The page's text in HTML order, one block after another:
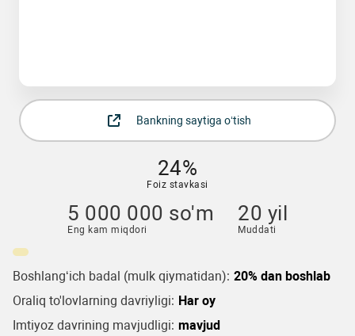
Bankning saytiga o‘tish
24%
Foiz stavkasi
5 000 000 so'm
Eng kam miqdori
20 yil
Muddati
Boshlang‘ich badal (mulk qiymatidan): 20% dan boshlab
Oraliq to'lovlarning davriyligi: Har oy
Imtiyoz davrining mavjudligi: mavjud